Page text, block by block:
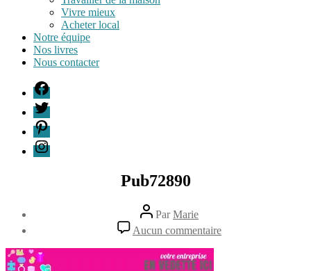
menu
Vivre mieux
Acheter local
Notre équipe
Nos livres
Nous contacter
F
T
P
I
Pub72890
Auteur
de
l’article
ParMarie
l’article
septembre
2017
Aucun commentaire
Pub72890